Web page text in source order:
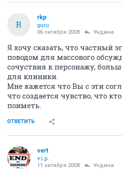
R
rkp
guru
06 октября 2008 Ундина
Я хочу сказать, что частный
поводом для массового
сочуствия к персонажу,
для клиники.
Мне кажется что Вы с эти
что создается чувство, что
поиметь.
ОТВЕТИТЬ
vert
v.i.p.
11 октября 2008 Ундина